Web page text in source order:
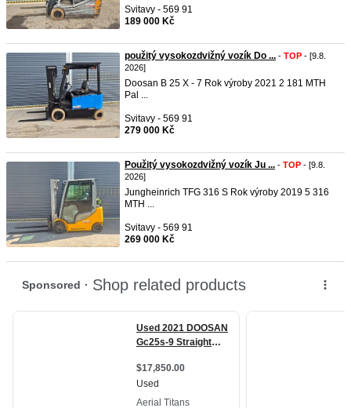
Svitavy - 569 91
189 000 Kč
použitý vysokozdvižný vozík Do ... - TOP - [9.8.
2026]
Doosan B 25 X - 7 Rok výroby 2021 2 181 MTH
Pal ...
Svitavy - 569 91
279 000 Kč
Použitý vysokozdvižný vozík Ju ... - TOP - [9.8.
2026]
Jungheinrich TFG 316 S Rok výroby 2019 5 316
MTH ...
Svitavy - 569 91
269 000 Kč